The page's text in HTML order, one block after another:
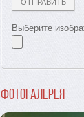
Выберите
Фотогалерея